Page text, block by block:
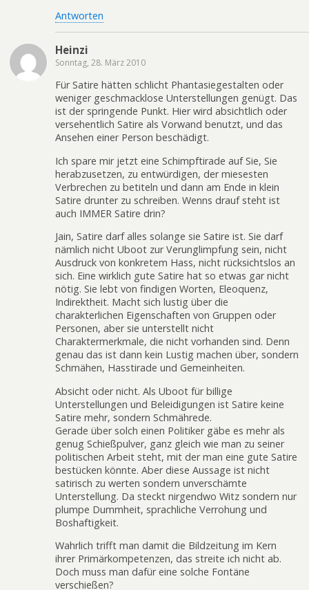
Antworten
Heinzi
Sonntag, 28. März 2010
Für Satire hätten schlicht Phantasiegestalten oder
weniger geschmacklose Unterstellungen genügt. Das
ist der springende Punkt. Hier wird absichtlich oder
versehentlich Satire als Vorwand benutzt, und das
Ansehen einer Person beschädigt.
Ich spare mir jetzt eine Schimpftirade auf Sie, Sie
herabzusetzen, zu entwürdigen, der miesesten
Verbrechen zu betiteln und dann am Ende in klein
Satire drunter zu schreiben. Wenns drauf steht ist
auch IMMER Satire drin?
Jain, Satire darf alles solange sie Satire ist. Sie darf
nämlich nicht Uboot zur Verunglimpfung sein, nicht
Ausdruck von konkretem Hass, nicht rücksichtslos an
sich. Eine wirklich gute Satire hat so etwas gar nicht
nötig. Sie lebt von findigen Worten, Eleoquenz,
Indirektheit. Macht sich lustig über die
charakterlichen Eigenschaften von Gruppen oder
Personen, aber sie unterstellt nicht
Charaktermerkmale, die nicht vorhanden sind. Denn
genau das ist dann kein Lustig machen über, sondern
Schmähen, Hasstirade und Gemeinheiten.
Absicht oder nicht. Als Uboot für billige
Unterstellungen und Beleidigungen ist Satire keine
Satire mehr, sondern Schmährede.
Gerade über solch einen Politiker gäbe es mehr als
genug Schießpulver, ganz gleich wie man zu seiner
politischen Arbeit steht, mit der man eine gute Satire
bestücken könnte. Aber diese Aussage ist nicht
satirisch zu werten sondern unverschämte
Unterstellung. Da steckt nirgendwo Witz sondern nur
plumpe Dummheit, sprachliche Verrohung und
Boshaftigkeit.
Wahrlich trifft man damit die Bildzeitung im Kern
ihrer Primärkompetenzen, das streite ich nicht ab.
Doch muss man dafür eine solche Fontäne
verschießen?